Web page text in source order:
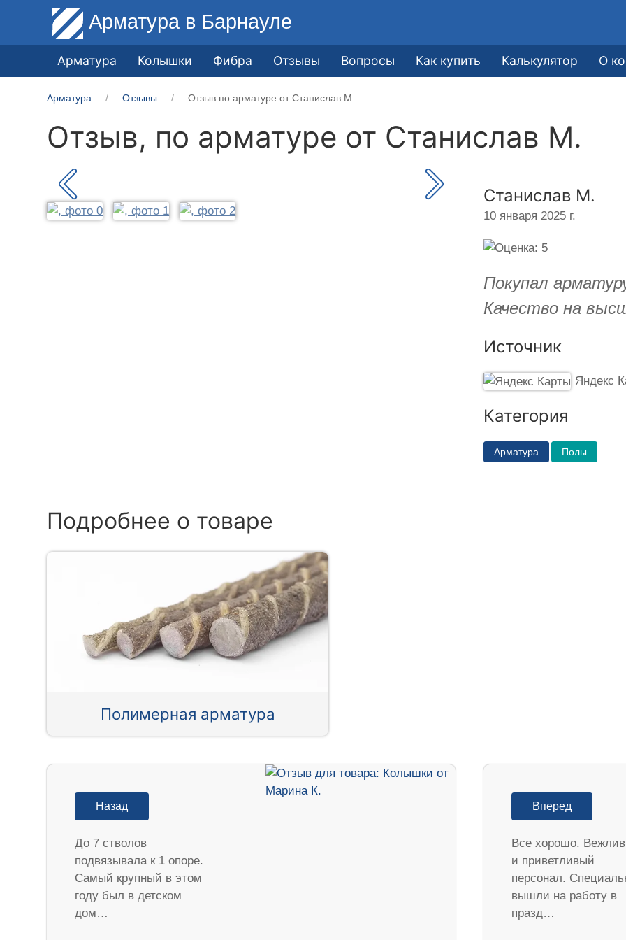
Арматура в Барнауле
Арматура Колышки Фибра Отзывы Вопросы Как купить Калькулятор О
Арматура Отзывы Отзыв по арматуре от Станислав М.
Отзыв, по арматуре от Станислав М.
Станислав М.
10 января 2025 г.
Покупал
Качество на
Источник
Яндекс
Категория
Арматура Полы
Подробнее о товаре
Полимерная арматура
Назад
До 7 стволов
подвязывала к 1 опоре.
Самый крупный в этом
году был в детском
дом…
Вперед
Все хорошо.
и приветливый
персонал.
вышли на работу в
празд…